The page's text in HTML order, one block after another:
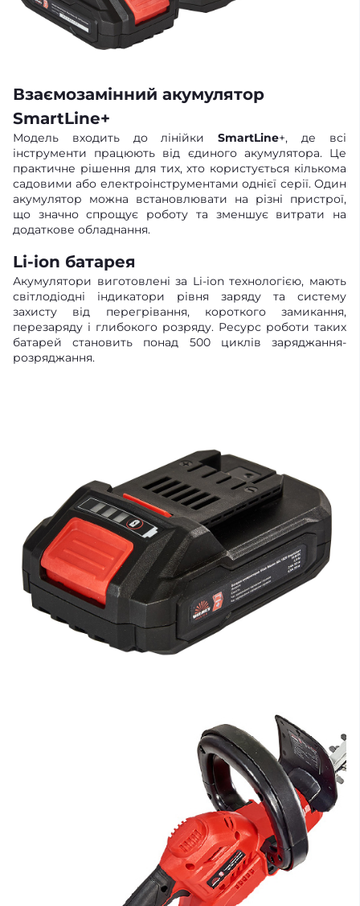
Взаємозамінний акумулятор
SmartLine+
Модель входить до лінійкиSmartLine+, де всі
інструменти працюють від єдиного акумулятора. Це
практичне рішення для тих, хто користується кількома
садовими або електроінструментами однієї серії. Один
акумулятор можна встановлювати на різні пристрої,
що значно спрощує роботу та зменшує витрати на
додаткове обладнання.
Li-ion батарея
Акумулятори виготовлені за Li-ion технологією, мають
світлодіодні індикатори рівня заряду та систему
захисту від перегрівання, короткого замикання,
перезаряду і глибокого розряду. Ресурс роботи таких
батарей становить понад 500 циклів заряджання-
розряджання.